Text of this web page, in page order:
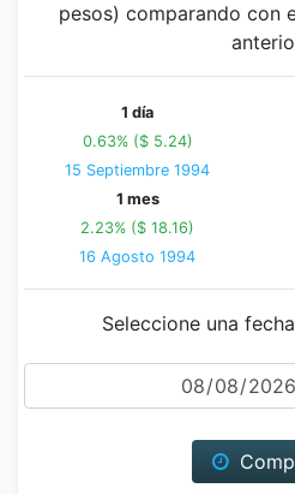
pesos) comparando con
1 día
0.63% ($ 5.24)
15 Septiembre 1994
1 mes
2.23% ($ 18.16)
16 Agosto 1994
Seleccione una